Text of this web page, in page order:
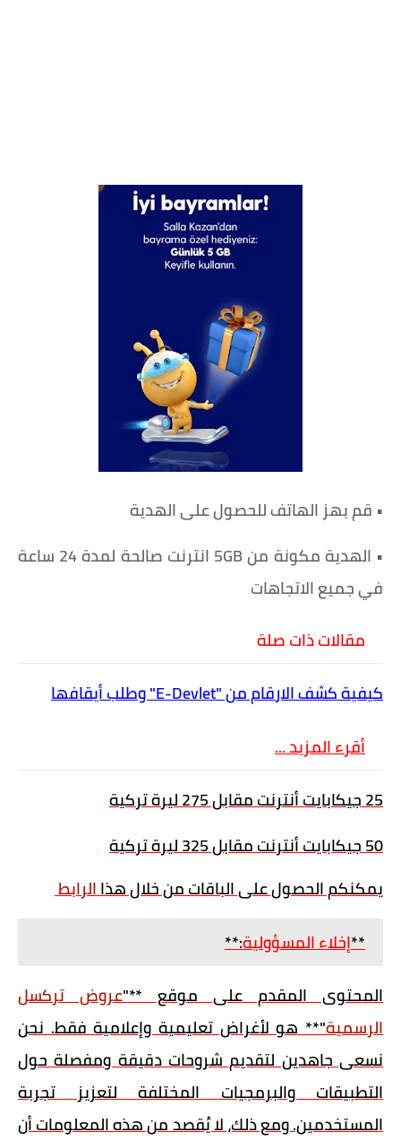
• قم بهز الهاتف للحصول على الهدية
• الهدية مكونة من 5GB انترنت صالحة لمدة 24 ساعة
في جميع الاتجاهات
مقالات ذات صلة
كيفية كشف الارقام من "E-Devlet" وطلب أيقافها
أقرء المزيد ...
25 جيكابايت أنترنت مقابل 275 ليرة تركية
50 جيكابايت أنترنت مقابل 325 ليرة تركية
يمكنكم الحصول على الباقات من خلال هذاالرابط
**إخلاء المسؤولية:**
المحتوى المقدم على موقع **"عروض تركسل
الرسمية"** هو لأغراض تعليمية وإعلامية فقط. نحن
نسعى جاهدين لتقديم شروحات دقيقة ومفصلة حول
التطبيقات والبرمجيات المختلفة لتعزيز تجربة
المستخدمين. ومع ذلك، لا يُقصد من هذه المعلومات أن